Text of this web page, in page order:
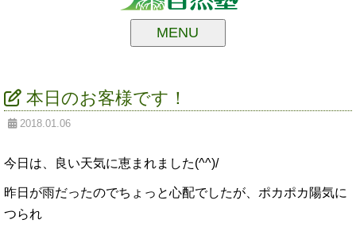
MENU
本日のお客様です！
2018.01.06
今日は、良い天気に恵まれました(^^)/
昨日が雨だったのでちょっと心配でしたが、ポカポカ陽気に
つられ